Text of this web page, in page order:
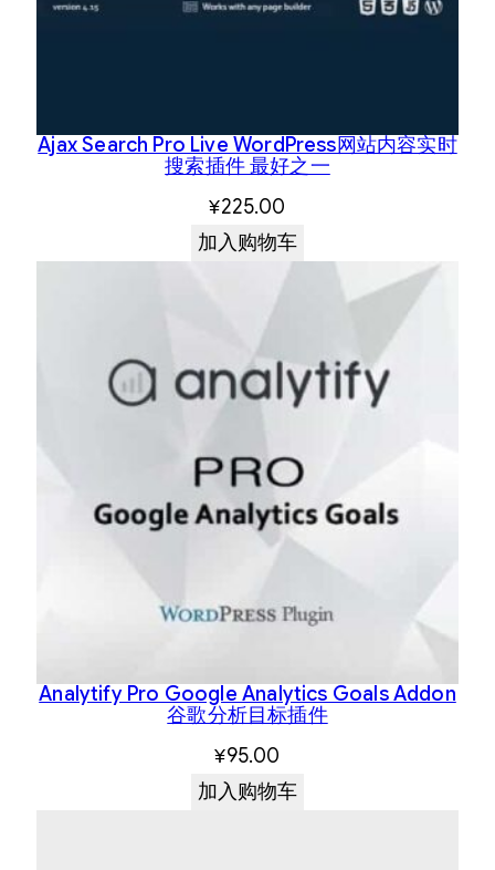
Ajax Search Pro Live WordPress网站内容实时
搜索插件 最好之一
¥225.00
加入购物车
Analytify Pro Google Analytics Goals Addon
谷歌分析目标插件
¥95.00
加入购物车